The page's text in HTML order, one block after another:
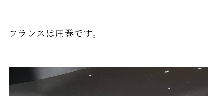
フランスは圧巻です。